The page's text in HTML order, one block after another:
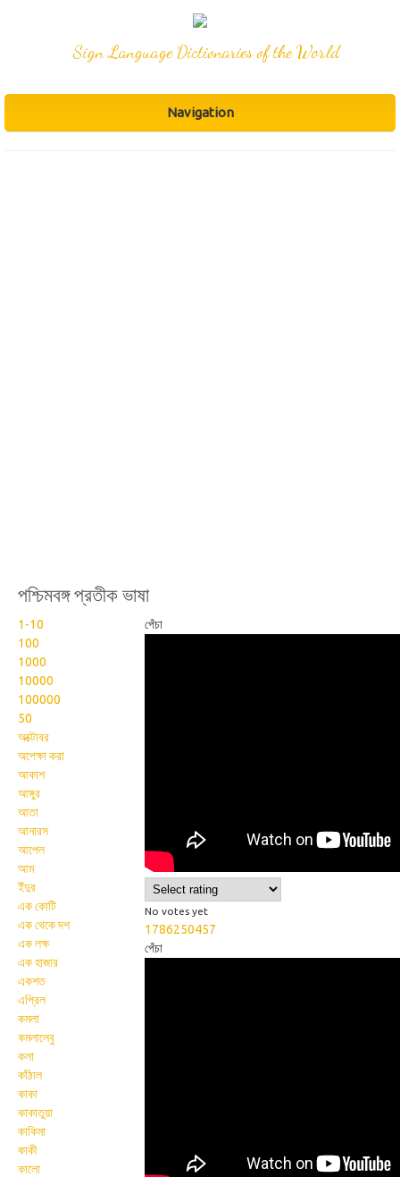
Sign Language Dictionaries of the World
Navigation
পশ্চিমবঙ্গ প্রতীক ভাষা
1-10
100
1000
10000
100000
50
অক্টোবর
অপেক্ষা করা
আকাশ
আঙ্গুর
আতা
আনারস
আপেল
আম
ইঁদুর
এক কোটি
এক থেকে দশ
এক লক্ষ
এক হাজার
একশত
এপ্রিল
কমলা
কমলালেবু
কলা
কাঁঠাল
কাকা
কাকাতুয়া
কাকিমা
কাকী
কালো
পেঁচা
No votes yet
1786250457
পেঁচা